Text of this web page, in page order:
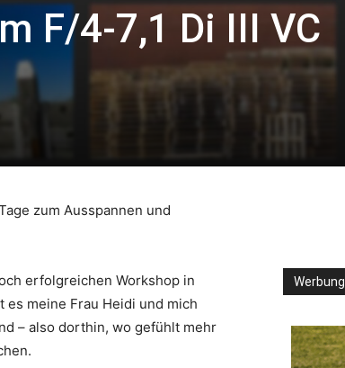
F/4-7,1 Di III VC
zum Ausspannen und
erfolgreichen Workshop in
meine Frau Heidi und mich
– also dorthin, wo gefühlt mehr
Werbung